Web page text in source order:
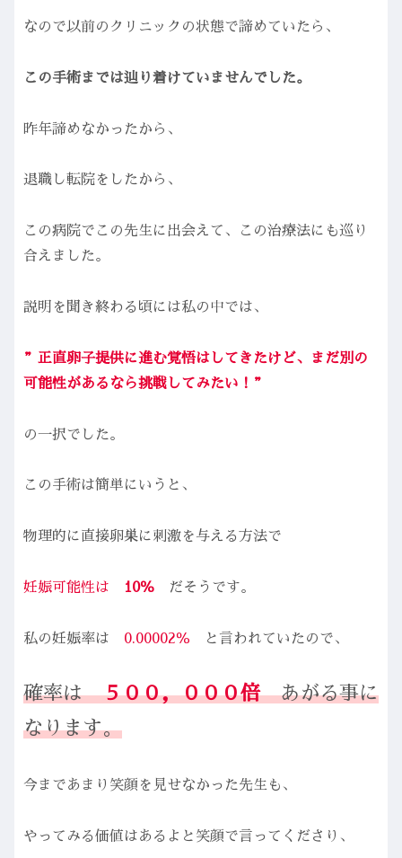
なので以前のクリニックの状態で諦めていたら、
この手術までは辿り着けていませんでした。
昨年諦めなかったから、
退職し転院をしたから、
この病院でこの先生に出会えて、この治療法にも巡り
合えました。
説明を聞き終わる頃には私の中では、
”正直卵子提供に進む覚悟はしてきたけど、まだ別の
可能性があるなら挑戦してみたい！”
の一択でした。
この手術は簡単にいうと、
物理的に直接卵巣に刺激を与える方法で
妊娠可能性は 10％ だそうです。
私の妊娠率は 0.00002％ と言われていたので、
確率は５００，０００倍あがる事に
なります。
今まであまり笑顔を見せなかった先生も、
やってみる価値はあるよと笑顔で言ってくださり、